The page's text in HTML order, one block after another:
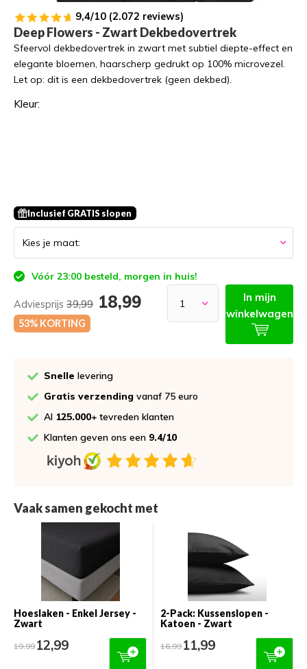
9,4/10 (2.072 reviews)
Deep Flowers - Zwart Dekbedovertrek
Sfeervol dekbedovertrek in zwart met subtiel diepte-effect en
elegante bloemen, haarscherp gedrukt op 100% microvezel.
Let op: dit is een dekbedovertrek (geen dekbed).
Kleur:
Inclusief GRATIS slopen
Vóór 23:00 besteld, morgen in huis!
Adviesprijs 39,99 18,99
53% KORTING
In mijn
winkelwagen
Snelle levering
Gratis verzending vanaf 75 euro
Al 125.000+ tevreden klanten
Klanten geven ons een 9.4/10
Vaak samen gekocht met
Hoeslaken - Enkel Jersey -
Zwart
19,9912,99
2-Pack: Kussenslopen -
Katoen - Zwart
16,9911,99